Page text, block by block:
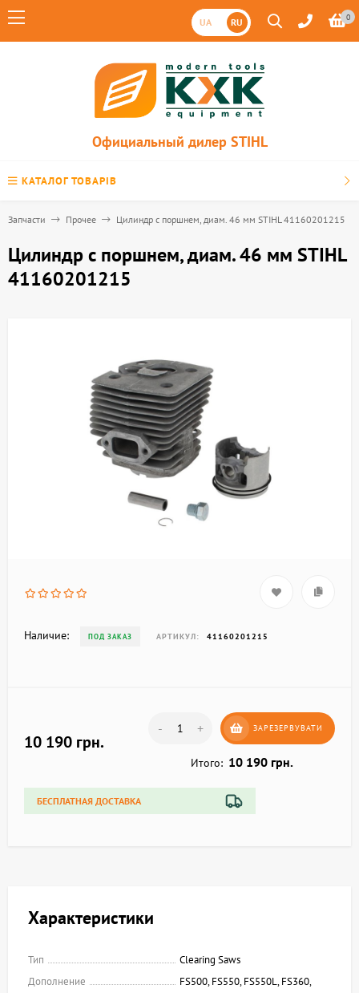
UA RU 0
Официальный дилер STIHL
КАТАЛОГ ТОВАРІВ
Запчасти Прочее Цилиндр с поршнем, диам. 46 мм STIHL 41160201215
Цилиндр с поршнем, диам. 46 мм STIHL
41160201215
Наличие: ПОД ЗАКАЗ АРТИКУЛ: 41160201215
10 190 грн.
- + ЗАРЕЗЕРВУВАТИ
Итого: 10 190 грн.
БЕСПЛАТНАЯ ДОСТАВКА
Характеристики
Тип
Clearing Saws
Дополнение
FS500, FS550, FS550L, FS360,